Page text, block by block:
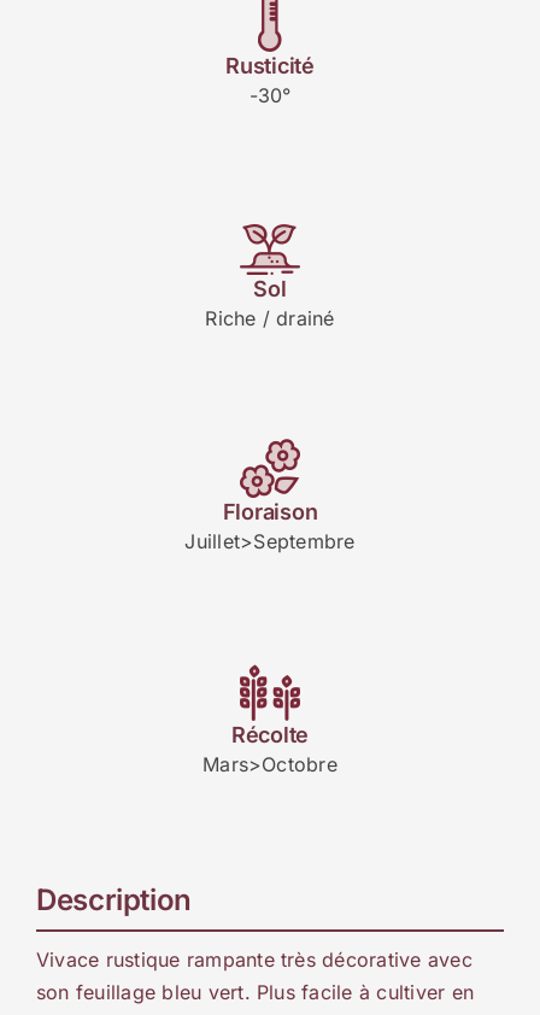
Rusticité
-30°
Sol
Riche / drainé
Floraison
Juillet>Septembre
Récolte
Mars>Octobre
Description
Vivace rustique rampante très décorative avec
son feuillage bleu vert. Plus facile à cultiver en